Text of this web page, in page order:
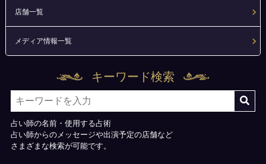
店舗一覧
メディア情報一覧
キーワード検索
占い師の名前・使用する占術
占い師からのメッセージや出演予定の店舗など
さまざまな検索が可能です。